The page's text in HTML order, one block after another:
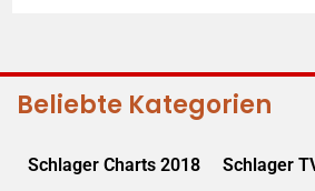
Beliebte Kategorien
Schlager Charts 2018 Schlager